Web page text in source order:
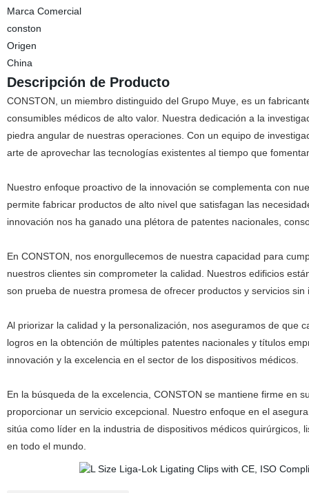
Marca Comercial
conston
Origen
China
Descripción de Producto
CONSTON, un miembro distinguido del Grupo Muye, es un
consumibles médicos de alto valor. Nuestra dedicación a la
piedra angular de nuestras operaciones. Con un equipo de
arte de aprovechar las tecnologías existentes al tiempo que
Nuestro enfoque proactivo de la innovación se complementa con
permite fabricar productos de alto nivel que satisfagan las
innovación nos ha ganado una plétora de patentes nacionales,
En CONSTON, nos enorgullecemos de nuestra capacidad para
nuestros clientes sin comprometer la calidad. Nuestros edificios
son prueba de nuestra promesa de ofrecer productos y servicios sin
Al priorizar la calidad y la personalización, nos aseguramos de que
logros en la obtención de múltiples patentes nacionales y títulos
innovación y la excelencia en el sector de los dispositivos médicos.
En la búsqueda de la excelencia, CONSTON se mantiene firme en
proporcionar un servicio excepcional. Nuestro enfoque en el
sitúa como líder en la industria de dispositivos médicos
en todo el mundo.